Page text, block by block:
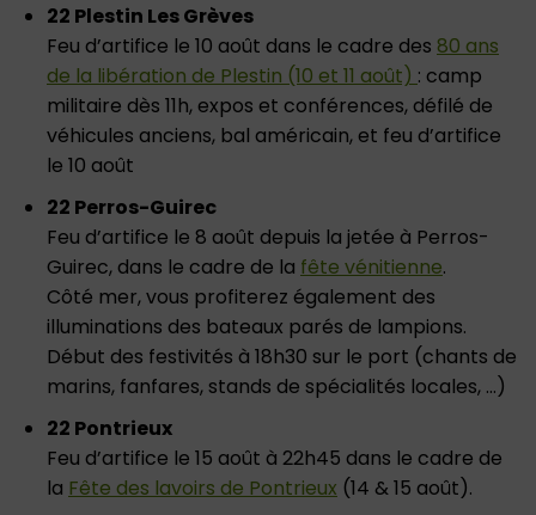
22 Plestin Les Grèves
Feu d’artifice le 10 août dans le cadre des 80 ans
de la libération de Plestin (10 et 11 août) : camp
militaire dès 11h, expos et conférences, défilé de
véhicules anciens, bal américain, et feu d’artifice
le 10 août
22 Perros-Guirec
Feu d’artifice le 8 août depuis la jetée à Perros-
Guirec, dans le cadre de la fête vénitienne.
Côté mer, vous profiterez également des
illuminations des bateaux parés de lampions.
Début des festivités à 18h30 sur le port (chants de
marins, fanfares, stands de spécialités locales, …)
22 Pontrieux
Feu d’artifice le 15 août à 22h45 dans le cadre de
la Fête des lavoirs de Pontrieux (14 & 15 août).